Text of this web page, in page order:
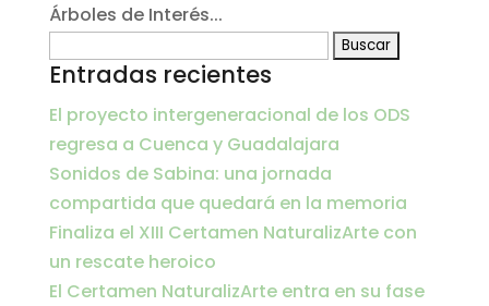
Árboles de Interés...
Entradas recientes
El proyecto intergeneracional de los ODS
regresa a Cuenca y Guadalajara
Sonidos de Sabina: una jornada
compartida que quedará en la memoria
Finaliza el XIII Certamen NaturalizArte con
un rescate heroico
El Certamen NaturalizArte entra en su fase